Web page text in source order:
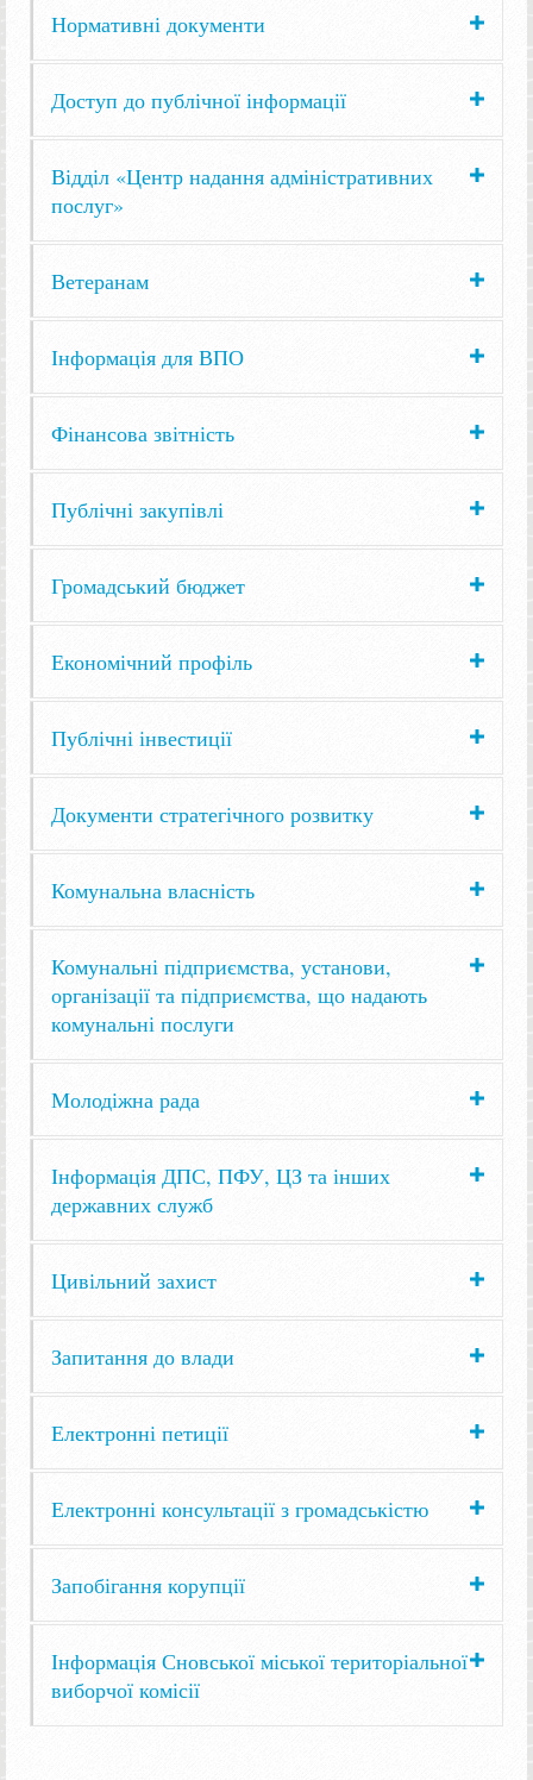
Нормативні документи
Доступ до публічної інформації
Відділ «Центр надання адміністративних
послуг»
Ветеранам
Інформація для ВПО
Фінансова звітність
Публічні закупівлі
Громадський бюджет
Економічний профіль
Публічні інвестиції
Документи стратегічного розвитку
Комунальна власність
Комунальні підприємства, установи,
організації та підприємства, що надають
комунальні послуги
Молодіжна рада
Інформація ДПС, ПФУ, ЦЗ та інших
державних служб
Цивільний захист
Запитання до влади
Електронні петиції
Електронні консультації з громадськістю
Запобігання корупції
Інформація Сновської міської територіальної
виборчої комісії